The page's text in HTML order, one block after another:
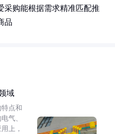
采购能根据需求精准匹配推
品
域
点和
气、
上，